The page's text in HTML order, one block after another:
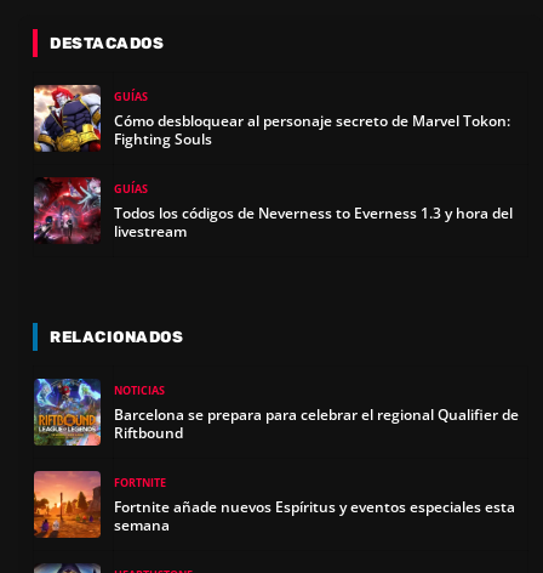
DESTACADOS
GUÍAS
Cómo desbloquear al personaje secreto de Marvel Tokon:
Fighting Souls
GUÍAS
Todos los códigos de Neverness to Everness 1.3 y hora del
livestream
RELACIONADOS
NOTICIAS
Barcelona se prepara para celebrar el regional Qualifier de
Riftbound
FORTNITE
Fortnite añade nuevos Espíritus y eventos especiales esta
semana